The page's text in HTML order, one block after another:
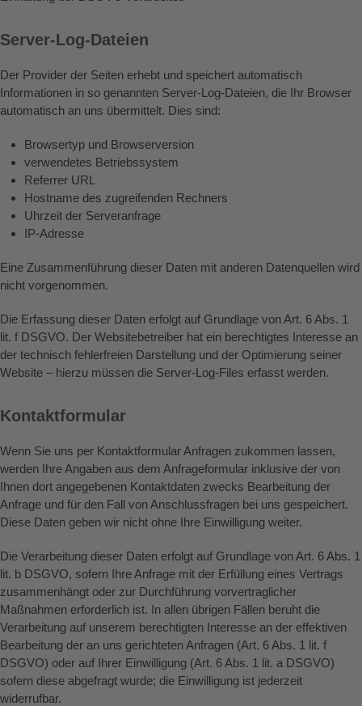
Server-Log-Dateien
Der Provider der Seiten erhebt und speichert automatisch
Informationen in so genannten Server-Log-Dateien, die Ihr Browser
automatisch an uns übermittelt. Dies sind:
Browsertyp und Browserversion
verwendetes Betriebssystem
Referrer URL
Hostname des zugreifenden Rechners
Uhrzeit der Serveranfrage
IP-Adresse
Eine Zusammenführung dieser Daten mit anderen Datenquellen wird
nicht vorgenommen.
Die Erfassung dieser Daten erfolgt auf Grundlage von Art. 6 Abs. 1
lit. f DSGVO. Der Websitebetreiber hat ein berechtigtes Interesse an
der technisch fehlerfreien Darstellung und der Optimierung seiner
Website – hierzu müssen die Server-Log-Files erfasst werden.
Kontaktformular
Wenn Sie uns per Kontaktformular Anfragen zukommen lassen,
werden Ihre Angaben aus dem Anfrageformular inklusive der von
Ihnen dort angegebenen Kontaktdaten zwecks Bearbeitung der
Anfrage und für den Fall von Anschlussfragen bei uns gespeichert.
Diese Daten geben wir nicht ohne Ihre Einwilligung weiter.
Die Verarbeitung dieser Daten erfolgt auf Grundlage von Art. 6 Abs. 1
lit. b DSGVO, sofern Ihre Anfrage mit der Erfüllung eines Vertrags
zusammenhängt oder zur Durchführung vorvertraglicher
Maßnahmen erforderlich ist. In allen übrigen Fällen beruht die
Verarbeitung auf unserem berechtigten Interesse an der effektiven
Bearbeitung der an uns gerichteten Anfragen (Art. 6 Abs. 1 lit. f
DSGVO) oder auf Ihrer Einwilligung (Art. 6 Abs. 1 lit. a DSGVO)
sofern diese abgefragt wurde; die Einwilligung ist jederzeit
widerrufbar.